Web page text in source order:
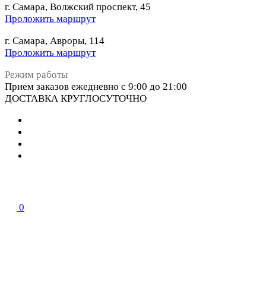
г. Самара, Волжский проспект, 45
Проложить маршрут
г. Самара, Авроры, 114
Проложить маршрут
Режим работы
Прием заказов ежедневно с 9:00 до 21:00
ДОСТАВКА КРУГЛОСУТОЧНО
0